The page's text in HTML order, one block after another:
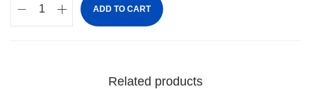
ADD TO CART
Related products